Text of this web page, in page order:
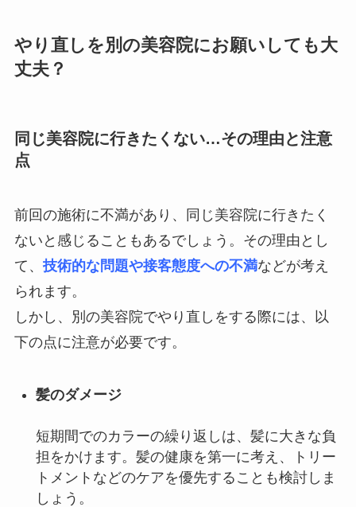
やり直しを別の美容院にお願いしても大
丈夫？
同じ美容院に行きたくない…その理由と注意
点
前回の施術に不満があり、同じ美容院に行きたく
ないと感じることもあるでしょう。 その理由とし
て、 技術的な問題や接客態度への不満などが考え
られます。
しかし、別の美容院でやり直しをする際には、以
下の点に注意が必要です。
髪のダメージ
短期間でのカラーの繰り返しは、髪に大きな負
担をかけます。 髪の健康を第一に考え、トリー
トメントなどのケアを優先することも検討しま
しょう。